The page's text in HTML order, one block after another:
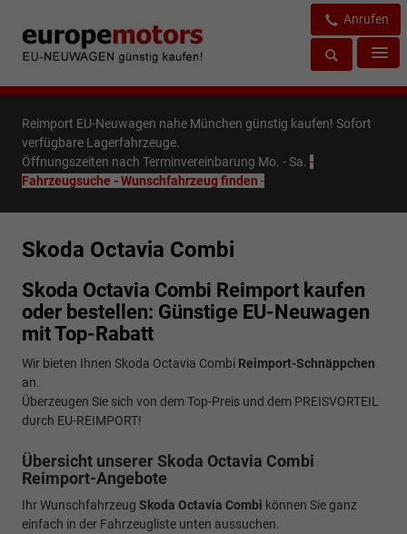
Anrufen
Reimport EU-Neuwagen nahe München günstig kaufen! Sofort
verfügbare Lagerfahrzeuge.
Öffnungszeiten nach Terminvereinbarung Mo. - Sa. -
Fahrzeugsuche - Wunschfahrzeug finden -
Skoda Octavia Combi
Skoda Octavia Combi Reimport kaufen
oder bestellen: Günstige EU-Neuwagen
mit Top-Rabatt
Wir bieten Ihnen Skoda Octavia Combi Reimport-Schnäppchen
an.
Überzeugen Sie sich von dem Top-Preis und dem PREISVORTEIL
durch EU-REIMPORT!
Übersicht unserer Skoda Octavia Combi
Reimport-Angebote
Ihr Wunschfahrzeug Skoda Octavia Combi können Sie ganz
einfach in der Fahrzeugliste unten aussuchen.